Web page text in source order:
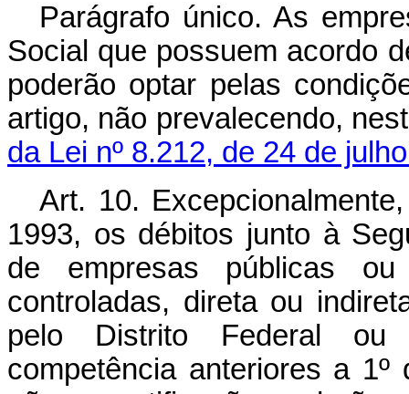
Parágrafo único. As
Social que possuem acordo
poderão optar pelas
artigo, não prevalecendo,
da Lei nº 8.212, de 24 de
Art. 10.
1993, os débitos junto à
de empresas públicas
controladas, direta ou
pelo Distrito Federal ou
competência anteriores a